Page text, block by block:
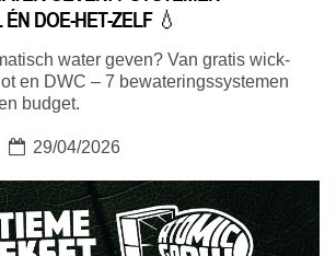
DOE-HET-ZELF 💧
water geven? Van gratis wick-
en DWC – 7 bewateringssystemen
budget.
29/04/2026